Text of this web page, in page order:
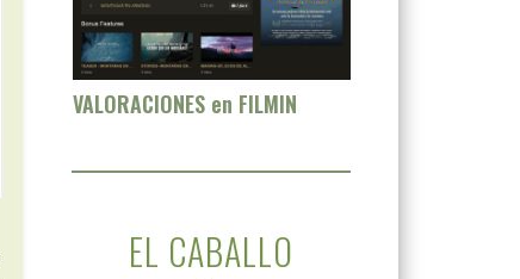
VALORACIONES en FILMIN
EL CABALLO